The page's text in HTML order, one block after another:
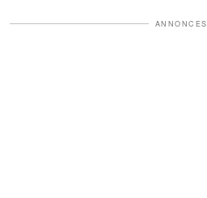
ANNONCES